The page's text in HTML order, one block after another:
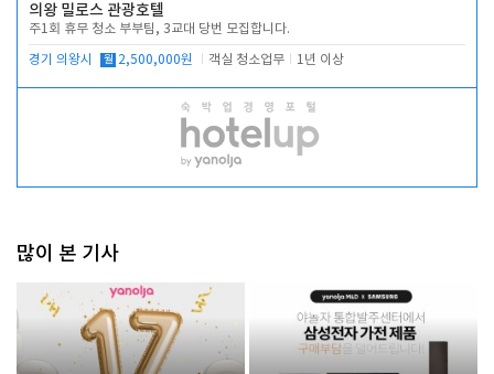
의왕 밀로스 관광호텔
주1회 휴무 청소 부부팀, 3교대 당번 모집합니다.
경기 의왕시 월 2,500,000원 객실 청소업무 1년 이상
많이 본 기사